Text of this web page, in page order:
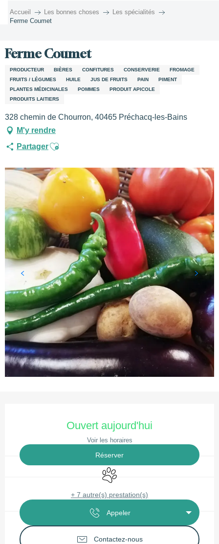
Accueil Les bonnes choses
Les spécialités
Ferme Coumet
Ferme Coumet
PRODUCTEUR BIÈRES CONFITURES CONSERVERIE
FROMAGE
FRUITS / LÉGUMES
HUILE JUS DE FRUITS PAIN
PIMENT
PLANTES MÉDICINALES
POMMES
PRODUIT APICOLE
PRODUITS LAITIERS
328 chemin de Chourron, 40465 Préchacq-les-Bains
M'y rendre
PartagerAjouter aux favoris
Ouvert aujourd'hui
Voir les horaires
Réserver
Animaux acceptés
+ 7 autre(s) prestation(s)
Appeler
Contactez-nous